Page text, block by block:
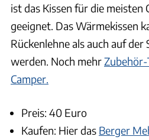
ist das Kissen für die meisten
geeignet. Das Wärmekissen
Rückenlehne als auch auf
werden. Noch mehr
Camper.
Preis: 40 Euro
Kaufen: Hier das Berger